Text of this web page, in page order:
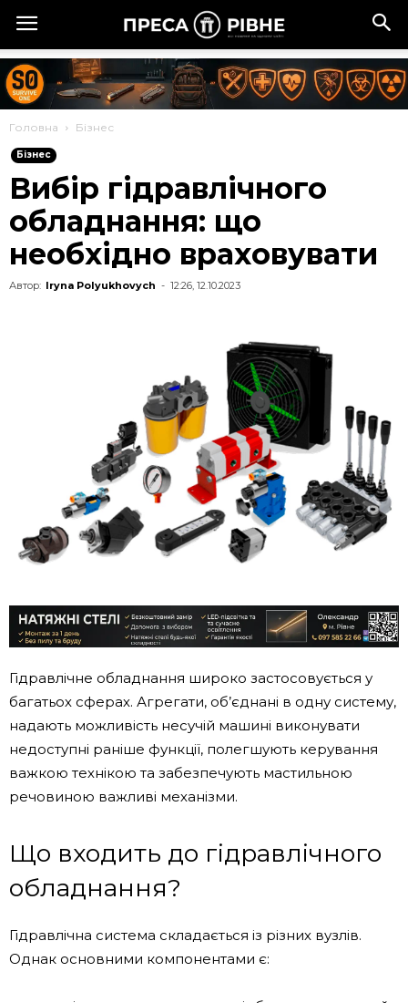
Головна Бізнес
Бізнес
Вибір гідравлічного
обладнання: що
необхідно враховувати
Автор: Iryna Polyukhovych - 12:26, 12.10.2023
Гідравлічне обладнання широко застосовується у
багатьох сферах. Агрегати, об’єднані в одну систему,
надають можливість несучій машині виконувати
недоступні раніше функції, полегшують керування
важкою технікою та забезпечують мастильною
речовиною важливі механізми.
Що входить до гідравлічного
обладнання?
Гідравлічна система складається із різних вузлів.
Однак основними компонентами є: